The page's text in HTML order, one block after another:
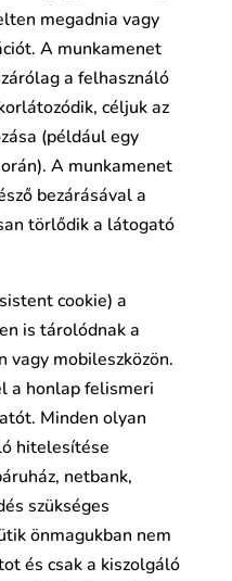
megadnia vagy
A munkamenet
a felhasználó
céljuk az
(például egy
A munkamenet
bezárásával a
törlődik a látogató
cookie) a
is tárolódnak a
vagy mobileszközön.
a honlap felismeri
Minden olyan
hitelesítése
netbank,
szükséges
önmagukban nem
és csak a kiszolgáló